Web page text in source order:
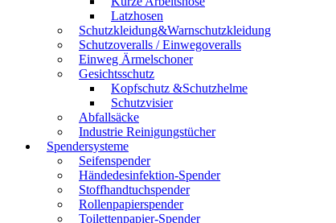
Latzhosen
Schutzkleidung&Warnschutzkleidung
Schutzoveralls / Einwegoveralls
Einweg Ärmelschoner
Gesichtsschutz
Kopfschutz &Schutzhelme
Schutzvisier
Abfallsäcke
Industrie Reinigungstücher
Spendersysteme
Seifenspender
Händedesinfektion-Spender
Stoffhandtuchspender
Rollenpapierspender
Toilettenpapier-Spender